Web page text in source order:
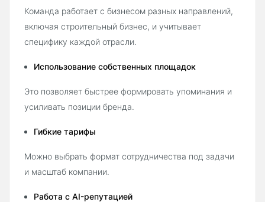
Команда работает с бизнесом разных направлений,
включая строительный бизнес, и учитывает
специфику каждой отрасли.
Использование собственных площадок
Это позволяет быстрее формировать упоминания и
усиливать позиции бренда.
Гибкие тарифы
Можно выбрать формат сотрудничества под задачи
и масштаб компании.
Работа с AI-репутацией